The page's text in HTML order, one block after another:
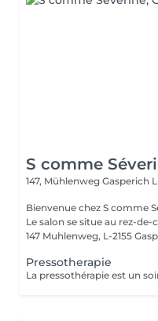
S comme
147, Mühlenweg Gasperich
Bienvenue chez S comme
Le salon se situe au rez-de-
147 Muhlenweg, L-2155
Pressotherapie